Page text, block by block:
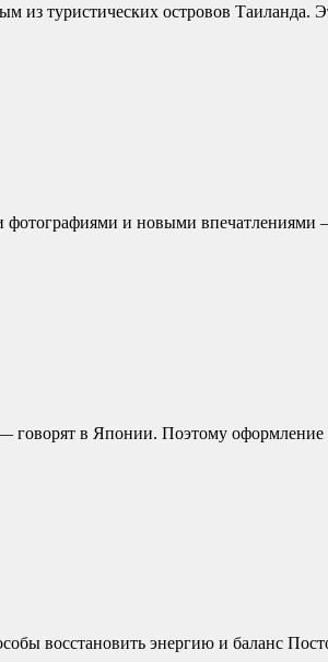
из туристических островов Таиланда.
фотографиями и новыми впечатлениями
говорят в Японии. Поэтому оформление
восстановить энергию и баланс